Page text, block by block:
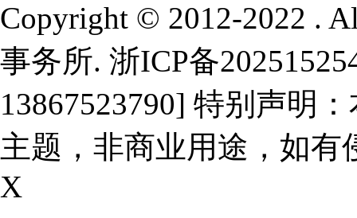
Copyright © 2012-2022 .
事务所. 浙ICP备
13867523790] 特别声明
主题，非商业用途，如有
X